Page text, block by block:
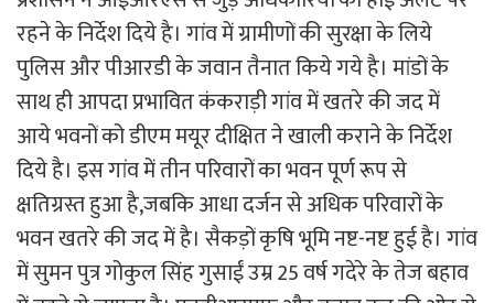
रहने के निर्देश दिये है। गांव में ग्रामीणों की सुरक्षा के लिये
पुलिस और पीआरडी के जवान तैनात किये गये है। मांडों के
साथ ही आपदा प्रभावित कंकराड़ी गांव में खतरे की जद में
आये भवनों को डीएम मयूर दीक्षित ने खाली कराने के निर्देश
दिये है। इस गांव में तीन परिवारों का भवन पूर्ण रूप से
क्षतिग्रस्त हुआ है,जबकि आधा दर्जन से अधिक परिवारों के
भवन खतरे की जद में है। सैकड़ों कृषि भूमि नष्ट-नष्ट हुई है। गांव
में सुमन पुत्र गोकुल सिंह गुसाईं उम्र 25 वर्ष गदेरे के तेज बहाव